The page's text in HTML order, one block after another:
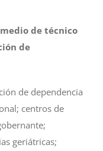
de técnico
de
de dependencia
centros de
geriátricas;